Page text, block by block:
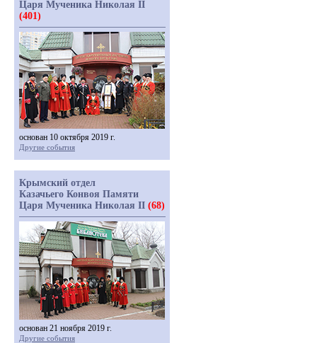
Царя Мученика Николая II
(401)
основан 10 октября 2019 г.
Другие события
Крымский отдел
Казачьего Конвоя Памяти
Царя Мученика Николая II (68)
основан 21 ноября 2019 г.
Другие события